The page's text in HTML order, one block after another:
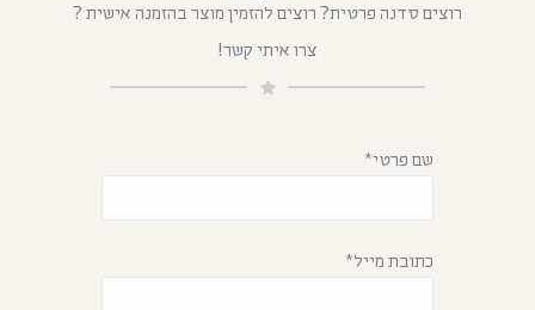
רוצים סדנה פרטית? רוצים להזמין מוצר בהזמנה אישית ?
צרו איתי קשר!
שם פרטי*
כתובת מייל*